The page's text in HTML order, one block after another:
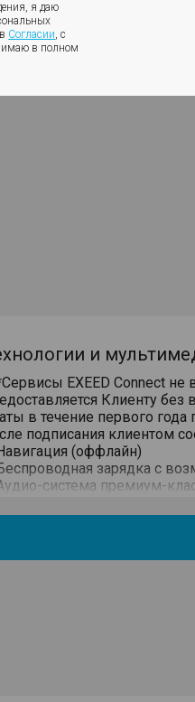
и
EXEED Connect не
Клиенту
в течение первого
подписания клиентом
(оффлайн)
зарядка с
система премиум-
сенсорный
экран с бортовым
я даю
Согласии, с
в полном